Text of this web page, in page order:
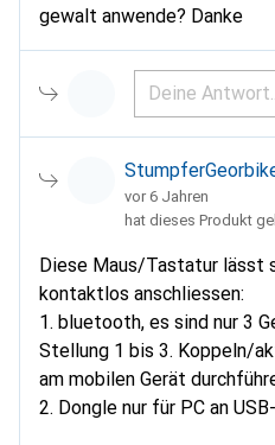
gewalt anwende? Danke
vor 6 Jahren
hat dieses Produkt
Diese Maus/Tastatur lässt
kontaktlos anschliessen:
1. bluetooth, es sind nur 3
Stellung 1 bis 3. Koppeln/
am mobilen Gerät
2. Dongle nur für PC an